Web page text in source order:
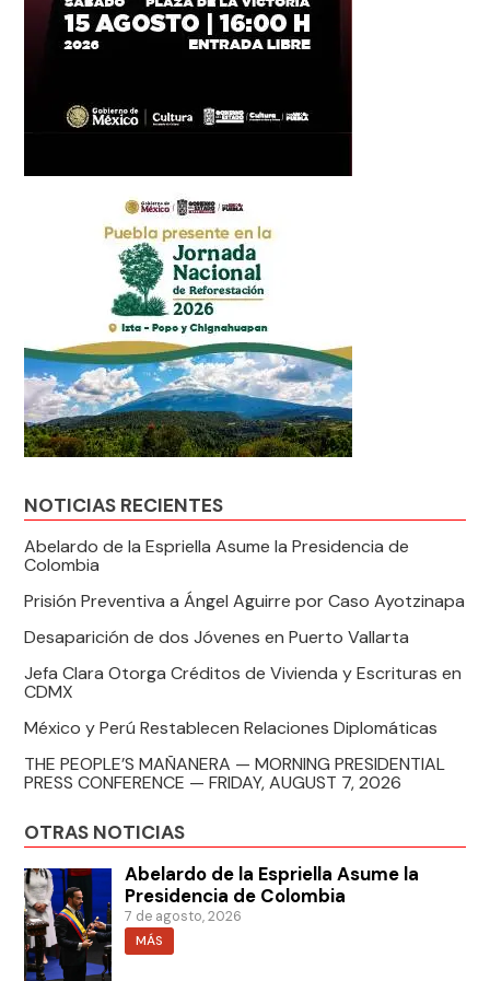
NOTICIAS RECIENTES
Abelardo de la Espriella Asume la Presidencia de
Colombia
Prisión Preventiva a Ángel Aguirre por Caso Ayotzinapa
Desaparición de dos Jóvenes en Puerto Vallarta
Jefa Clara Otorga Créditos de Vivienda y Escrituras en
CDMX
México y Perú Restablecen Relaciones Diplomáticas
THE PEOPLE’S MAÑANERA — MORNING PRESIDENTIAL
PRESS CONFERENCE — FRIDAY, AUGUST 7, 2026
OTRAS NOTICIAS
Abelardo de la Espriella Asume la
Presidencia de Colombia
7 de agosto, 2026
MÁS